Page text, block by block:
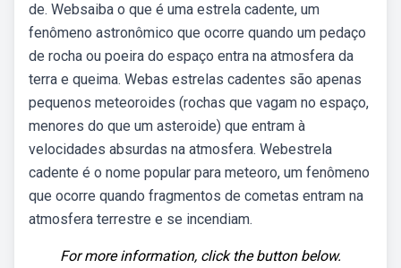
de. Websaiba o que é uma estrela cadente, um
fenômeno astronômico que ocorre quando um pedaço
de rocha ou poeira do espaço entra na atmosfera da
terra e queima. Webas estrelas cadentes são apenas
pequenos meteoroides (rochas que vagam no espaço,
menores do que um asteroide) que entram à
velocidades absurdas na atmosfera. Webestrela
cadente é o nome popular para meteoro, um fenômeno
que ocorre quando fragmentos de cometas entram na
atmosfera terrestre e se incendiam.
For more information, click the button below.